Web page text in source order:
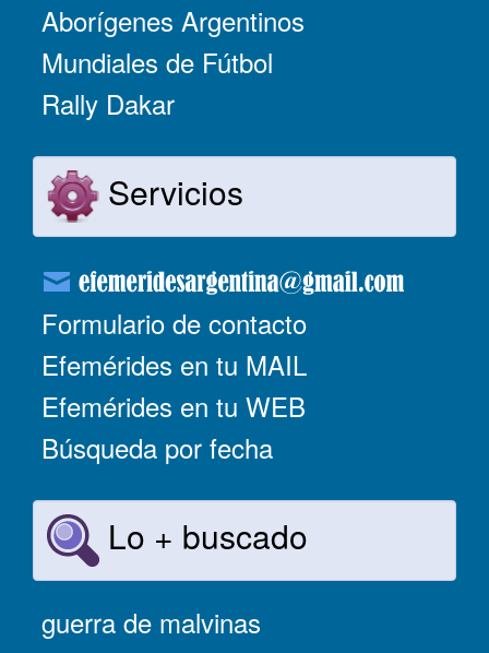
Aborígenes Argentinos
Mundiales de Fútbol
Rally Dakar
Servicios
Formulario de contacto
Efemérides en tu MAIL
Efemérides en tu WEB
Búsqueda por fecha
Lo + buscado
guerra de malvinas